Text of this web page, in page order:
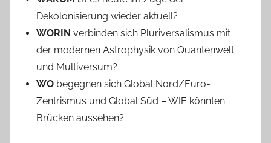
Dekolonisierung wieder aktuell?
WORIN verbinden sich Pluriversalismus mit
der modernen Astrophysik von Quantenwelt
und Multiversum?
WO begegnen sich Global Nord/Euro-
Zentrismus und Global Süd – WIE könnten
Brücken aussehen?